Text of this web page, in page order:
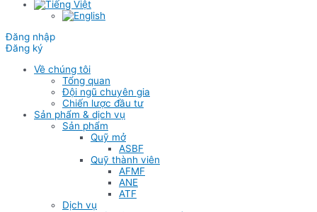
Đăng nhập
Đăng ký
Về chúng tôi
Tổng quan
Đội ngũ chuyên gia
Chiến lược đầu tư
Sản phẩm & dịch vụ
Sản phẩm
Quỹ mở
ASBF
Quỹ thành viên
AFMF
ANE
ATF
Dịch vụ